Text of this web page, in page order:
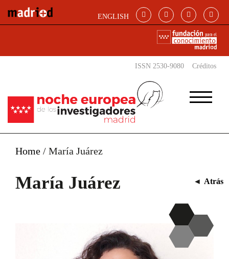
ENGLISH
ISSN 2530-9080 Créditos
Home / María Juárez
María Juárez ◄ Atrás